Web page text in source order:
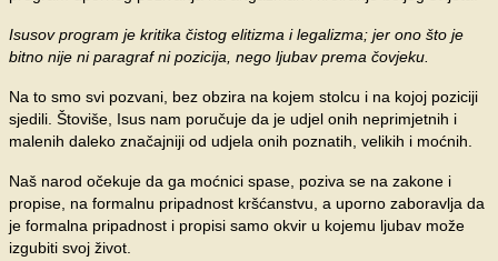
Isusov program je kritika čistog elitizma i legalizma; jer ono što je
bitno nije ni paragraf ni pozicija, nego ljubav prema čovjeku.
Na to smo svi pozvani, bez obzira na kojem stolcu i na kojoj poziciji
sjedili. Štoviše, Isus nam poručuje da je udjel onih neprimjetnih i
malenih daleko značajniji od udjela onih poznatih, velikih i moćnih.
Naš narod očekuje da ga moćnici spase, poziva se na zakone i
propise, na formalnu pripadnost kršćanstvu, a uporno zaboravlja da
je formalna pripadnost i propisi samo okvir u kojemu ljubav može
izgubiti svoj život.